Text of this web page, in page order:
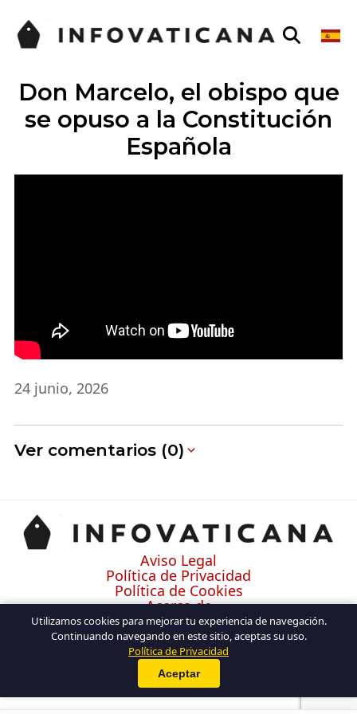
Don Marcelo, el obispo que
se opuso a la Constitución
Española
24 junio, 2026
Ver comentarios (0)
Aviso Legal
Política de Privacidad
Política de Cookies
Acerca de
Contacto
Utilizamos cookies para mejorar tu experiencia de navegación.
Continuando navegando en este sitio, aceptas su uso.
Política de Privacidad
Aceptar